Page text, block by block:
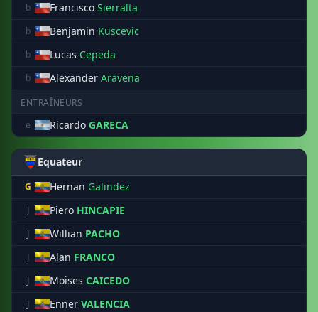
b Francisco Sierralta
b Benjamin Kuscevic
b Lucas Cepeda
b Alexander Aravena
ENTRAÎNEURS
e
Ricardo GARECA
Equateur
G Hernan Galindez
J Piero HINCAPIE
J Willian PACHO
J Alan FRANCO
J Moises CAICEDO
J Enner VALENCIA